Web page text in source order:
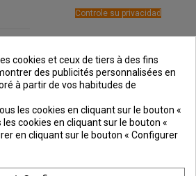
Controle su privacidad
SEGURO
cookies et ceux de tiers à des fins
des publicités personnalisées en
à partir de vos habitudes de
les cookies en cliquant sur le bouton «
cookies en cliquant sur le bouton «
en cliquant sur le bouton « Configurer